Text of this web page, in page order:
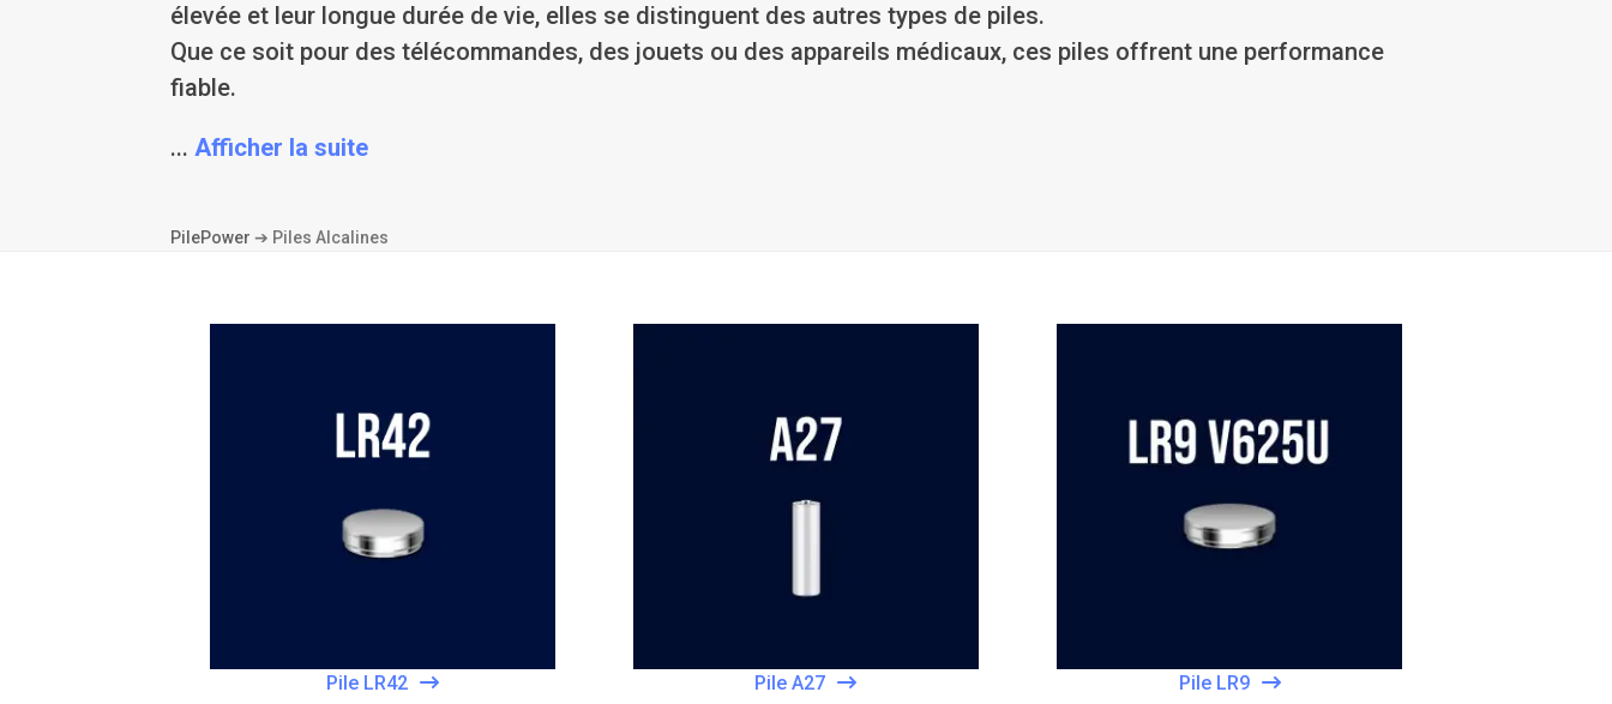
élevée et leur longue durée de vie, elles se distinguent des autres types de piles.
Que ce soit pour des télécommandes, des jouets ou des appareils médicaux, ces piles offrent une performance
fiable.
... Afficher la suite
PilePower ➔ Piles Alcalines
Pile LR42 Pile A27 Pile LR9